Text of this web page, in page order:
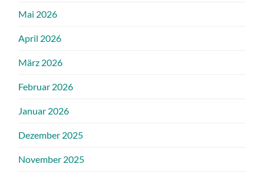
Mai 2026
April 2026
März 2026
Februar 2026
Januar 2026
Dezember 2025
November 2025